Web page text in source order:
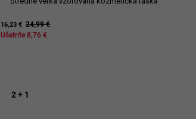
16,23 € 24,99 €
Ušetríte 8,76 €
2 + 1